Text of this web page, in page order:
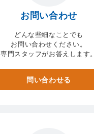
お問い合わせ
どんな些細なことでも
お問い合わせください。
専門スタッフがお答えします。
問い合わせる